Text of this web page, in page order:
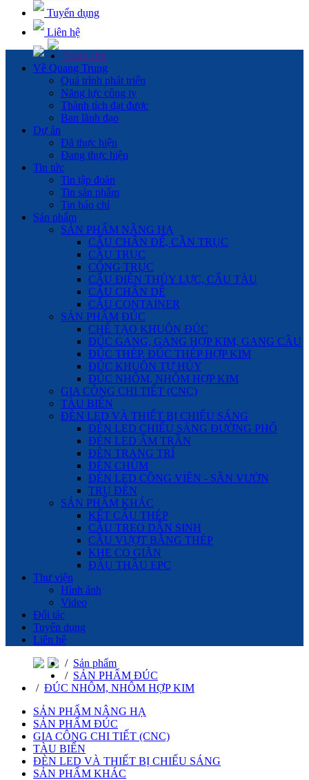
Tuyển dụng
Liên hệ
Trang chủ
Về Quang Trung
Quá trình phát triển
Năng lực công ty
Thành tích đạt được
Ban lãnh đạo
Dự án
Đã thực hiện
Đang thực hiện
Tin tức
Tin tập đoàn
Tin sản phẩm
Tin báo chí
Sản phẩm
SẢN PHẨM NÂNG HẠ
CẨU CHÂN ĐẾ, CẦN TRỤC
CẦU TRỤC
CỔNG TRỤC
CẨU ĐIỆN THỦY LỰC, CẨU TÀU
CẨU CHÂN DÊ
CẨU CONTAINER
SẢN PHẨM ĐÚC
CHẾ TẠO KHUÔN ĐÚC
ĐÚC GANG, GANG HỢP KIM, GANG CẦU
ĐÚC THÉP, ĐÚC THÉP HỢP KIM
ĐÚC KHUÔN TỰ HỦY
ĐÚC NHÔM, NHÔM HỢP KIM
GIA CÔNG CHI TIẾT (CNC)
TÀU BIỂN
ĐÈN LED VÀ THIẾT BỊ CHIẾU SÁNG
ĐÈN LED CHIẾU SÁNG ĐƯỜNG PHỐ
ĐÈN LED ÂM TRẦN
ĐÈN TRANG TRÍ
ĐÈN CHÙM
ĐÈN LED CÔNG VIÊN - SÂN VƯỜN
TRỤ ĐÈN
SẢN PHẨM KHÁC
KẾT CẤU THÉP
CẦU TREO DÂN SINH
CẦU VƯỢT BẰNG THÉP
KHE CO GIÃN
ĐẤU THẦU EPC
Thư viện
Hình ảnh
Video
Đối tác
Tuyển dụng
Liên hệ
/ Sản phẩm
/ SẢN PHẨM ĐÚC
/ ĐÚC NHÔM, NHÔM HỢP KIM
SẢN PHẨM NÂNG HẠ
SẢN PHẨM ĐÚC
GIA CÔNG CHI TIẾT (CNC)
TÀU BIỂN
ĐÈN LED VÀ THIẾT BỊ CHIẾU SÁNG
SẢN PHẨM KHÁC